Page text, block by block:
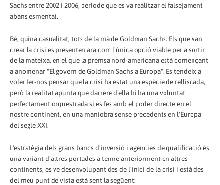
Sachs entre 2002 i 2006, període que es va realitzar el falsejament
abans esmentat.
Bé, quina casualitat, tots de la mà de Goldman Sachs. Els que van
crear la crisi es presenten ara com l'única opció viable per a sortir
de la mateixa, en el que la premsa nord-americana està començant
a anomenar "El govern de Goldman Sachs a Europa". Es tendeix a
voler fer-nos pensar que la crisi ha estat una espècie de relliscada,
però la realitat apunta que darrere d'ella hi ha una voluntat
perfectament orquestrada si es fes amb el poder directe en el
nostre continent, en una maniobra sense precedents en l'Europa
del segle XXI.
L'estratègia dels grans bancs d'inversió i agències de qualificació és
una variant d'altres portades a terme anteriorment en altres
continents, es ve desenvolupant des de l'inici de la crisi i està des
del meu punt de vista està sent la següent: